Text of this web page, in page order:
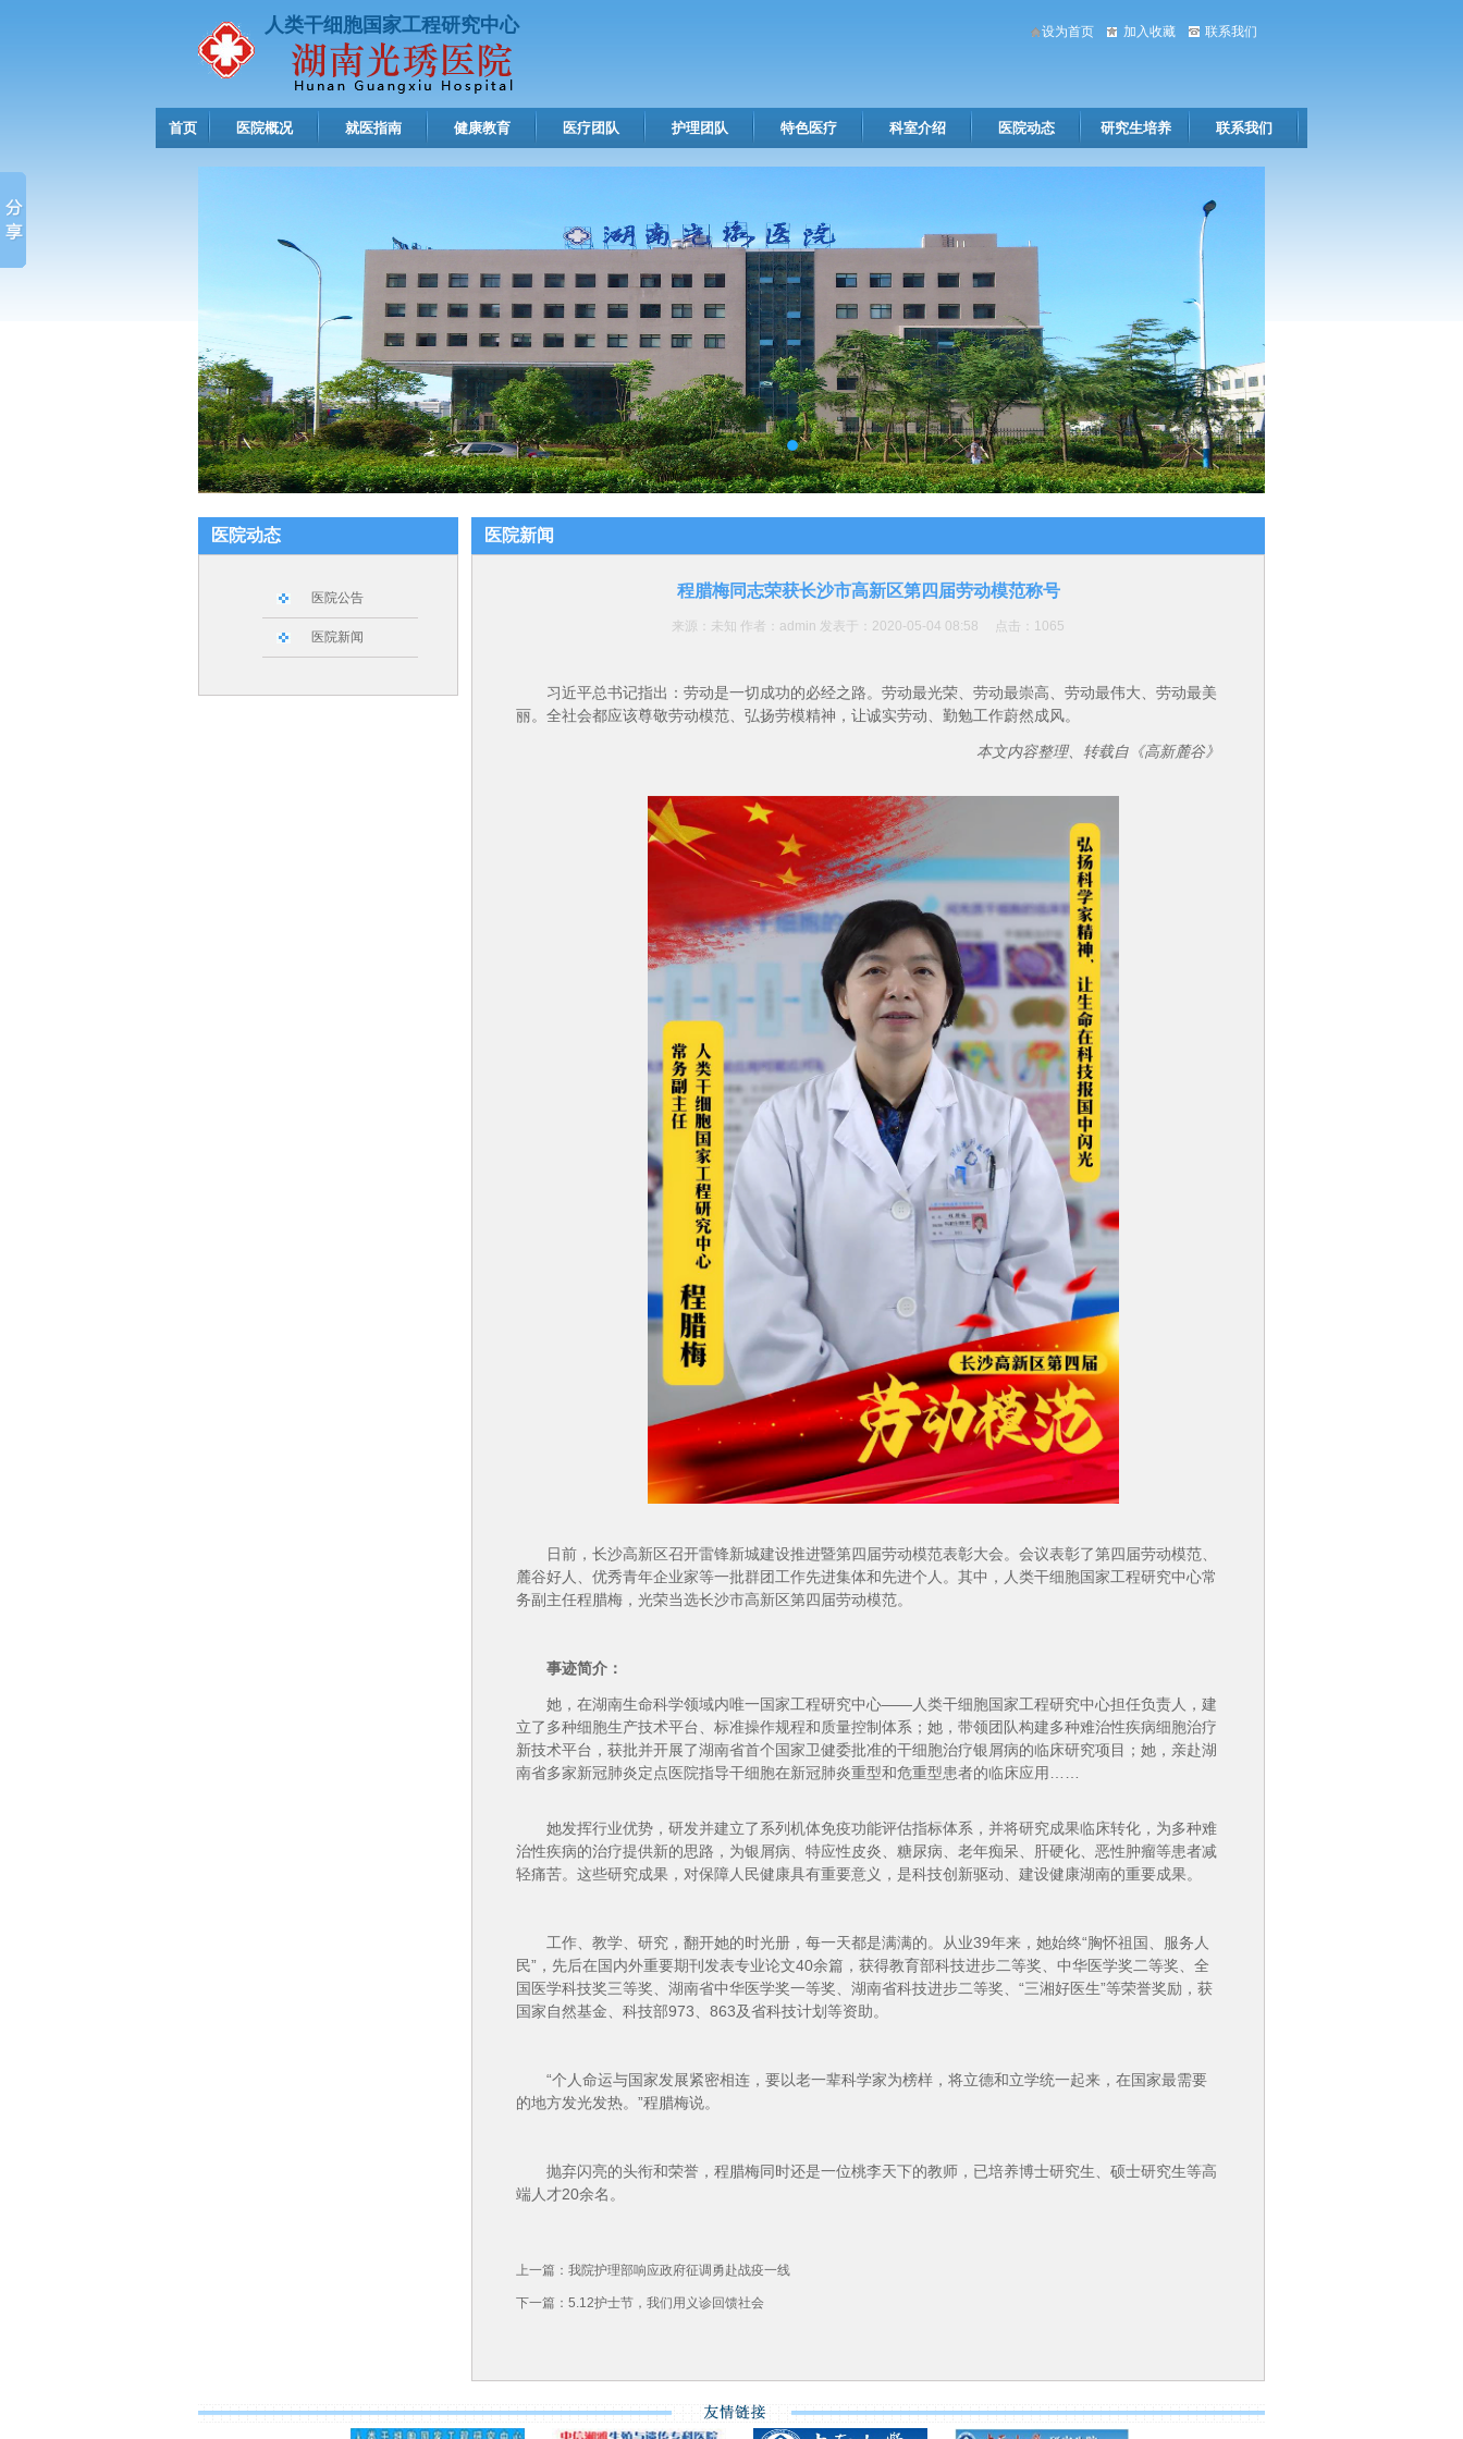
人类干细胞国家工程研究中心 联系我们
加入收藏
设为首页
首页 医院概况 就医指南 健康教育 医疗团队 护理团队 特色医疗 科室介绍 医院动态 研究生培养 联系我们
医院动态
医院公告
医院新闻
医院新闻
程腊梅同志荣获长沙市高新区第四届劳动模范称号
来源：未知 作者：admin 发表于：2020-05-04 08:58 点击： 1065
习近平总书记指出：劳动是一切成功的必经之路。劳动最光荣、劳动最崇高、劳动最伟大、劳动最美
丽。全社会都应该尊敬劳动模范、弘扬劳模精神，让诚实劳动、勤勉工作蔚然成风。
本文内容整理、转载自《高新麓谷》
日前，长沙高新区召开雷锋新城建设推进暨第四届劳动模范表彰大会。会议表彰了第四届劳动模范、
麓谷好人、优秀青年企业家等一批群团工作先进集体和先进个人。 其中，人类干细胞国家工程研究中心常
务副主任程腊梅，光荣当选长沙市高新区第四届劳动模范。
事迹简介：
她，在湖南生命科学领域内唯一国家工程研究中心——人类干细胞国家工程研究中心担任负责人，建
立了多种细胞生产技术平台、标准操作规程和质量控制体系；她，带领团队构建多种难治性疾病细胞治疗
新技术平台，获批并开展了湖南省首个国家卫健委批准的干细胞治疗银屑病的临床研究项目；她，亲赴湖
南省多家新冠肺炎定点医院指导干细胞在新冠肺炎重型和危重型患者的临床应用……
她发挥行业优势，研发并建立了系列机体免疫功能评估指标体系，并将研究成果临床转化，为多种难
治性疾病的治疗提供新的思路，为银屑病、特应性皮炎、糖尿病、老年痴呆、肝硬化、恶性肿瘤等患者减
轻痛苦。这些研究成果，对保障人民健康具有重要意义，是科技创新驱动、建设健康湖南的重要成果。
工作、教学、研究，翻开她的时光册，每一天都是满满的。从业39年来，她始终“胸怀祖国、服务人
民”，先后在国内外重要期刊发表专业论文40余篇，获得教育部科技进步二等奖、中华医学奖二等奖、全
国医学科技奖三等奖、湖南省中华医学奖一等奖、湖南省科技进步二等奖、“三湘好医生”等荣誉奖励，获
国家自然基金、科技部973、863及省科技计划等资助。
“个人命运与国家发展紧密相连，要以老一辈科学家为榜样，将立德和立学统一起来，在国家最需要
的地方发光发热。”程腊梅说。
抛弃闪亮的头衔和荣誉，程腊梅同时还是一位桃李天下的教师，已培养博士研究生、硕士研究生等高
端人才20余名。
上一篇： 我院护理部响应政府征调勇赴战疫一线
下一篇： 5.12护士节，我们用义诊回馈社会